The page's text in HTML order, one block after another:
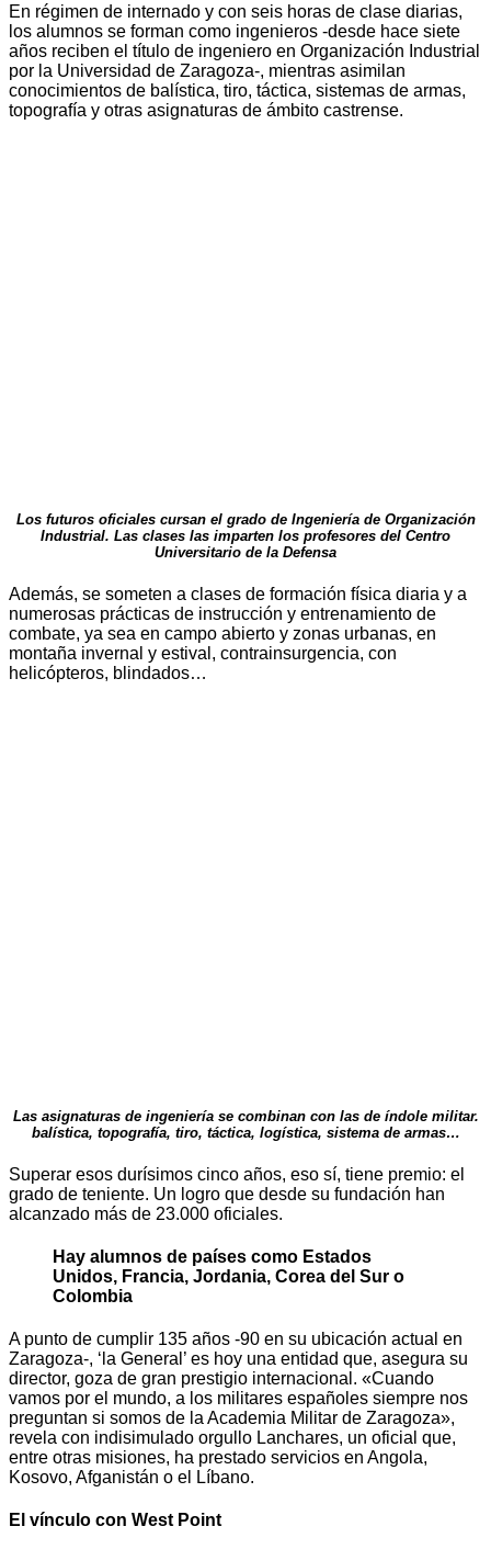
En régimen de internado y con seis horas de clase diarias,
los alumnos se forman como ingenieros -desde hace siete
años reciben el título de ingeniero en Organización Industrial
por la Universidad de Zaragoza-, mientras asimilan
conocimientos de balística, tiro, táctica, sistemas de armas,
topografía y otras asignaturas de ámbito castrense.
Los futuros oficiales cursan el grado de Ingeniería de Organización
Industrial. Las clases las imparten los profesores del Centro
Universitario de la Defensa
Además, se someten a clases de formación física diaria y a
numerosas prácticas de instrucción y entrenamiento de
combate, ya sea en campo abierto y zonas urbanas, en
montaña invernal y estival, contrainsurgencia, con
helicópteros, blindados…
Las asignaturas de ingeniería se combinan con las de índole militar.
balística, topografía, tiro, táctica, logística, sistema de armas…
Superar esos durísimos cinco años, eso sí, tiene premio: el
grado de teniente. Un logro que desde su fundación han
alcanzado más de 23.000 oficiales.
Hay alumnos de países como Estados
Unidos, Francia, Jordania, Corea del Sur o
Colombia
A punto de cumplir 135 años -90 en su ubicación actual en
Zaragoza-, ‘la General’ es hoy una entidad que, asegura su
director, goza de gran prestigio internacional. «Cuando
vamos por el mundo, a los militares españoles siempre nos
preguntan si somos de la Academia Militar de Zaragoza»,
revela con indisimulado orgullo Lanchares, un oficial que,
entre otras misiones, ha prestado servicios en Angola,
Kosovo, Afganistán o el Líbano.
El vínculo con West Point